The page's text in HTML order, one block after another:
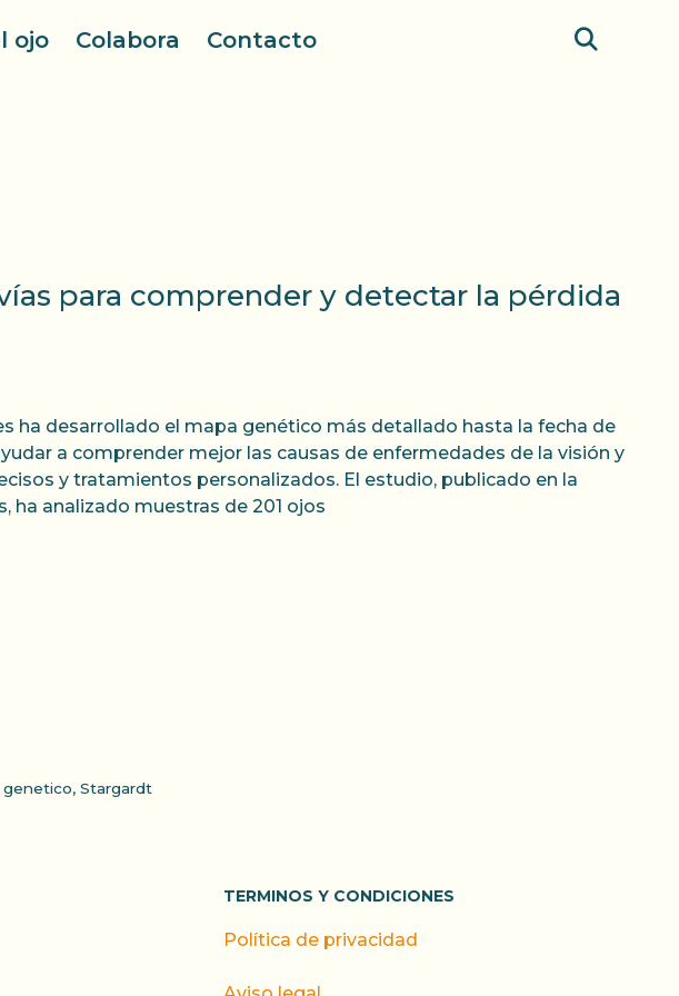
ojo Colabora Contacto
para comprender y detectar la pérdida
ha desarrollado el mapa genético más detallado hasta la fecha de
a comprender mejor las causas de enfermedades de la visión y
y tratamientos personalizados. El estudio, publicado en la
ha analizado muestras de 201 ojos
genetico, Stargardt
TERMINOS Y CONDICIONES
Política de privacidad